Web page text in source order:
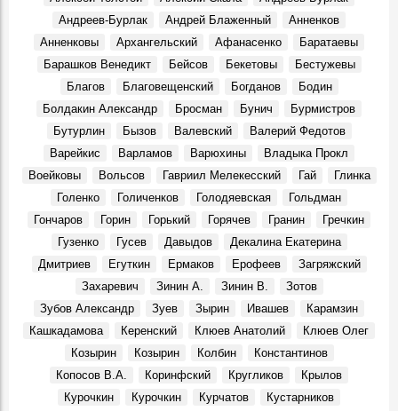
Улица Кирова в 1950-е гг.
Фото, 30 Октября 1957
Попов остров
Воспоминания, 1 Января 1957
«Все это с детства знакомо»
Андреев-Бурлак
Андрей Блаженный
Анненков
Анненковы
Архангельский Афанасенко
Баратаевы
Барашков Венедикт
Бейсов Бекетовы
Бестужевы
Благов
Благовещенский Богданов
Бодин
Болдакин Александр
Бросман Бунич
Бурмистров
Бутурлин
Бызов Валевский
Валерий Федотов
Варейкис
Варламов Варюхины
Владыка Прокл
Воейковы
Вольсов Гавриил Мелекесский Гай
Глинка
Голенко
Голиченков Голодяевская
Гольдман
Гончаров
Горин Горький Горячев Гранин
Гречкин
Гузенко
Гусев Давыдов
Декалина Екатерина
Дмитриев
Егуткин Ермаков Ерофеев
Загряжский
Захаревич
Зинин А. Зинин В.
Зотов
Зубов Александр
Зуев Зырин Ивашев
Карамзин
Кашкадамова
Керенский Клюев Анатолий
Клюев Олег
Козырин
Козырин Колбин
Константинов
Копосов В.А.
Коринфский Кругликов
Крылов
Курочкин
Курочкин Курчатов
Кустарников